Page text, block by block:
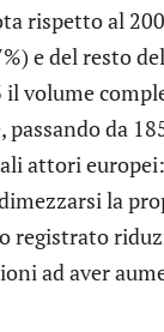
rispetto al
e del resto
volume
da
attori
la
registrato
ad aver